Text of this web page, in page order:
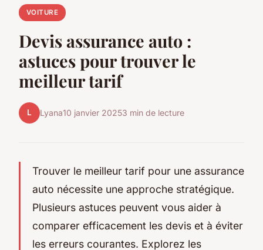
VOITURE
Devis assurance auto :
astuces pour trouver le
meilleur tarif
L Lyana10 janvier 20253 min de lecture
Trouver le meilleur tarif pour une assurance
auto nécessite une approche stratégique.
Plusieurs astuces peuvent vous aider à
comparer efficacement les devis et à éviter
les erreurs courantes. Explorez les